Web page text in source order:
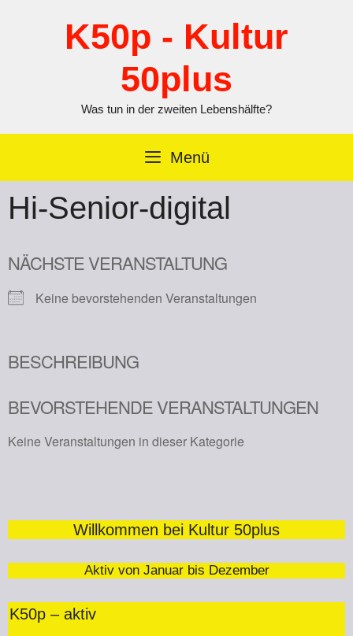
K50p - Kultur
50plus
Was tun in der zweiten Lebenshälfte?
Menü
Hi-Senior-digital
NÄCHSTE VERANSTALTUNG
Keine bevorstehenden Veranstaltungen
BESCHREIBUNG
BEVORSTEHENDE VERANSTALTUNGEN
Keine Veranstaltungen in dieser Kategorie
Willkommen bei Kultur 50plus
Aktiv von Januar bis Dezember
K50p – aktiv